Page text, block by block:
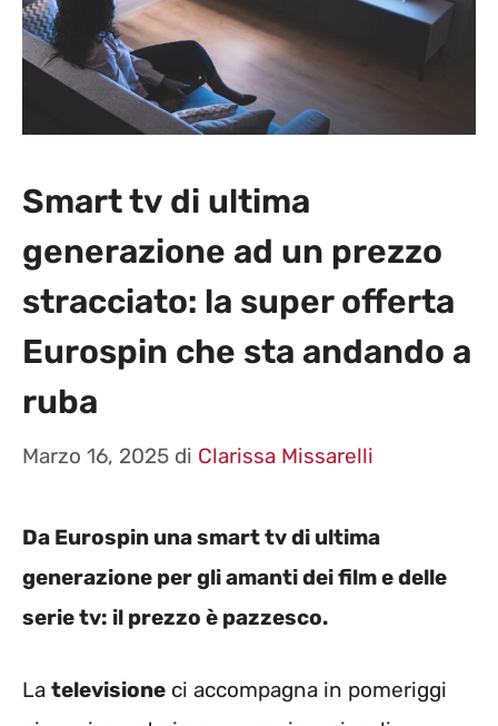
Smart tv di ultima
generazione ad un prezzo
stracciato: la super offerta
Eurospin che sta andando a
ruba
Marzo 16, 2025 di Clarissa Missarelli
Da Eurospin una smart tv di ultima
generazione per gli amanti dei film e delle
serie tv: il prezzo è pazzesco.
La televisione ci accompagna in pomeriggi